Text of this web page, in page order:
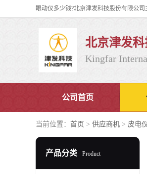
北京津发
Kingfar
公司首页
当前位置： 首页 > 供应商机 > 皮电
产品分类 Product